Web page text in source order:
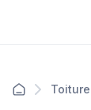
Toiture